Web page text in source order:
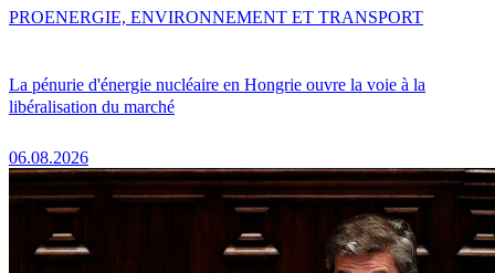
La pénurie d'énergie nucléaire en Hongrie ouvre la voie à la
libéralisation du marché
06.08.2026
PROENERGIE, ENVIRONNEMENT ET TRANSPORT